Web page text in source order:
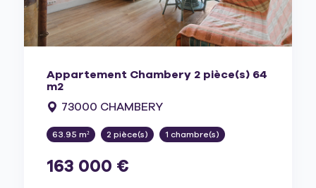
Appartement Chambery 2 pièce(s) 64
m2
73000 CHAMBERY
63.95 m² 2 pièce(s) 1 chambre(s)
163 000 €